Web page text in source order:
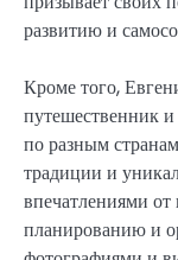
развитию и
Кроме того,
путешественник
по разным
традиции и
впечатлениями
планированию и